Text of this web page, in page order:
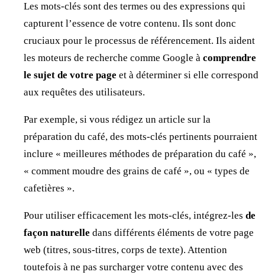
Les mots-clés sont des termes ou des expressions qui
capturent l’essence de votre contenu. Ils sont donc
cruciaux pour le processus de référencement. Ils aident
les moteurs de recherche comme Google à comprendre
le sujet de votre page et à déterminer si elle correspond
aux requêtes des utilisateurs.
Par exemple, si vous rédigez un article sur la
préparation du café, des mots-clés pertinents pourraient
inclure « meilleures méthodes de préparation du café »,
« comment moudre des grains de café », ou « types de
cafetières ».
Pour utiliser efficacement les mots-clés, intégrez-les de
façon naturelle dans différents éléments de votre page
web (titres, sous-titres, corps de texte). Attention
toutefois à ne pas surcharger votre contenu avec des